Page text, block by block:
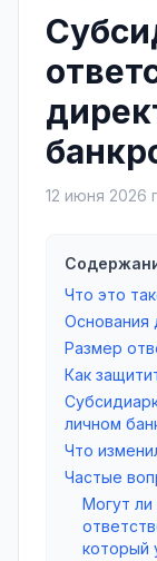
12 июня 2026
Что это
Основания
Размер
Как
личном
Что
Частые
Могут ли
который